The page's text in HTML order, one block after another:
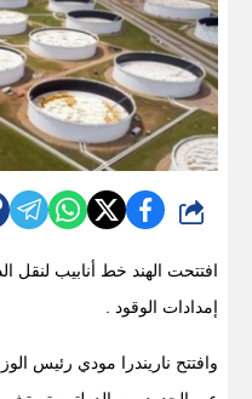
شارك
افتتحت الهند خط أنابيب لنقل
إمدادات الوقود .
وافتتح ناريندرا مودي رئيس